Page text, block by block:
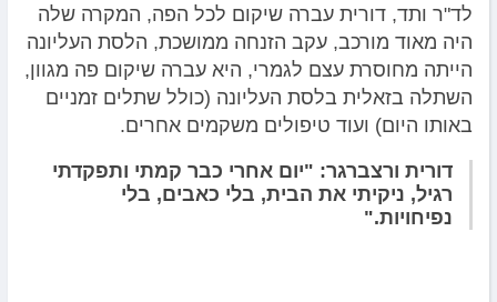
לד"ר ותד, דורית עברה שיקום לכל הפה, המקרה שלה
היה מאוד מורכב, עקב הזנחה ממושכת, הלסת העליונה
הייתה מחוסרת עצם לגמרי, היא עברה שיקום פה מגוון,
השתלה בזאלית בלסת העליונה (כולל שתלים זמניים
באותו היום) ועוד טיפולים משקמים אחרים.
דורית ורצברגר: "יום אחרי כבר קמתי ותפקדתי
רגיל, ניקיתי את הבית, בלי כאבים, בלי
נפיחויות."